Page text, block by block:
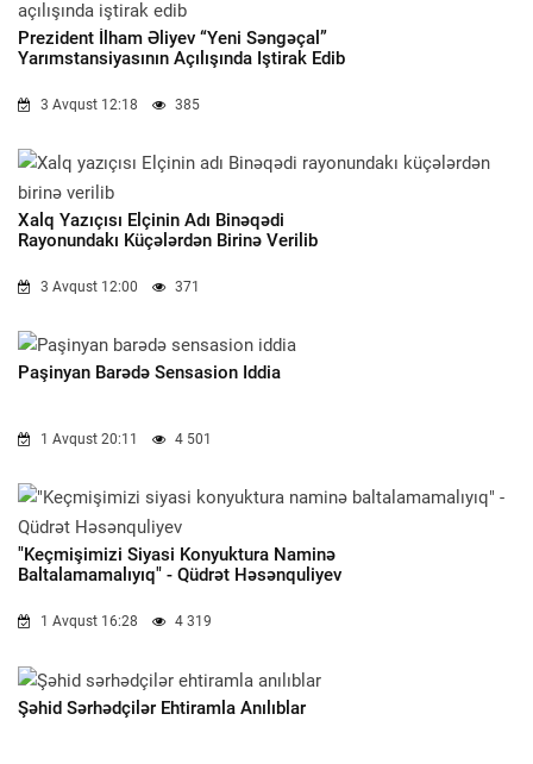
Prezident İlham Əliyev “Yeni Səngəçal”
Yarımstansiyasının Açılışında Iştirak Edib
3 Avqust 12:18 385
Xalq Yazıçısı Elçinin Adı Binəqədi
Rayonundakı Küçələrdən Birinə Verilib
3 Avqust 12:00 371
Paşinyan Barədə Sensasion Iddia
1 Avqust 20:11 4 501
"Keçmişimizi Siyasi Konyuktura Naminə
Baltalamamalıyıq" - Qüdrət Həsənquliyev
1 Avqust 16:28 4 319
Şəhid Sərhədçilər Ehtiramla Anılıblar